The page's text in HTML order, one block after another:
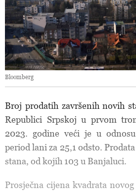
Bloomberg
Broj prodatih završenih novih
Republici Srpskoj u prvom
2023. godine veći je u
period lani za 25,1 odsto.
stana, od kojih 103 u Banjaluci.
Prosječna cijena kvadrata